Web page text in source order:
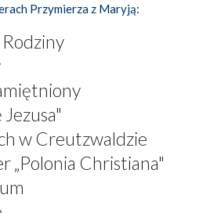
Przymierza z Maryją:
w Creutzwaldzie
„Polonia Christiana"